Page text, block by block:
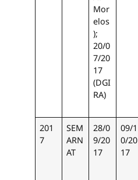
Mor
elos
);
20/0
7/20
17
(DGI
RA)
201
7
SEM
ARN
AT
28/0
9/20
17
09/1
0/20
17